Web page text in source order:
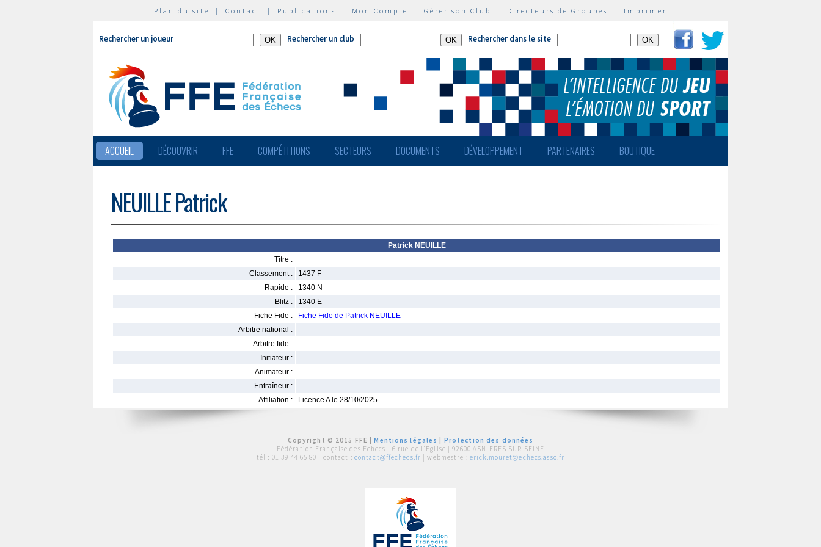
Plan du site | Contact | Publications | Mon Compte | Gérer son Club | Directeurs de Groupes | Imprimer
Rechercher un joueur Rechercher un club Rechercher dans le site
ACCUEIL DÉCOUVRIR FFE COMPÉTITIONS SECTEURS DOCUMENTS DÉVELOPPEMENT PARTENAIRES BOUTIQUE
NEUILLE Patrick
Patrick NEUILLE
Titre :
Classement :
1437 F
Rapide :
1340 N
Blitz :
1340 E
Fiche Fide :
Fiche Fide de Patrick NEUILLE
Arbitre national :
Arbitre fide :
Initiateur :
Animateur :
Entraîneur :
Affiliation :
Licence A le 28/10/2025
Copyright © 2015 FFE |Mentions légales
Protection des données
Fédération Française des Echecs | 6 rue de l'Eglise | 92600 ASNIERES SUR SEINE
tél : 01 39 44 65 80 | contact : contact@ffechecs.fr | webmestre : erick.mouret@echecs.asso.fr